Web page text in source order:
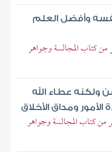
وأفضل العلم
من كتاب المجالسة وجواهر
ولكنه عطاء الله
ومداق الأخلاق
من كتاب المجالسة وجواهر